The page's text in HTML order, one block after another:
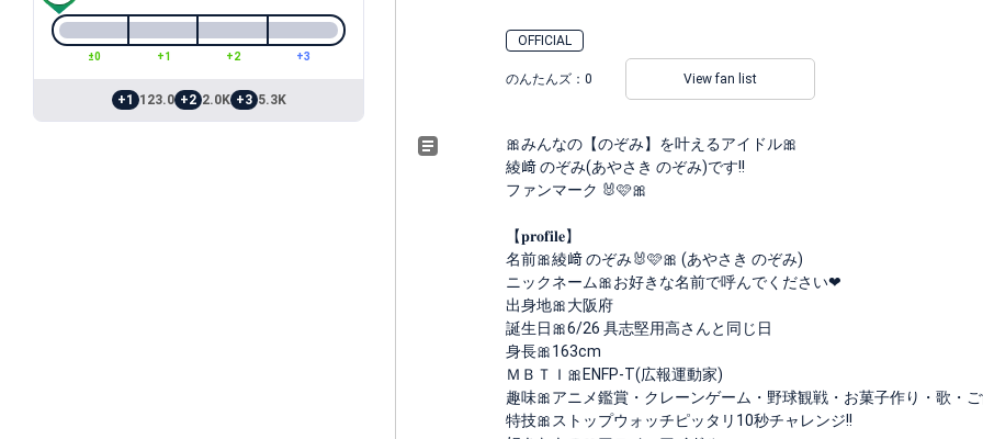
±0 +1 +2 +3
+1 123.0 +2 2.0K +3 5.3K
OFFICIAL
のんたんズ： 0 View fan list
🎀みんなの【のぞみ】を叶えるアイドル🎀
綾﨑 のぞみ(あやさき のぞみ)です!!
ファンマーク 🐰🩷🎀
【𝐩𝐫𝐨𝐟𝐢𝐥𝐞】
名前🎀綾﨑 のぞみ🐰🩷🎀 (あやさき のぞみ)
ニックネーム🎀お好きな名前で呼んでください‪‪❤︎‬
出身地🎀大阪府
誕生日🎀6/26 具志堅用高さんと同じ日
身長🎀163cm
ＭＢＴＩ🎀ENFP-T(広報運動家)
趣味🎀アニメ鑑賞・クレーンゲーム・野球観戦・お菓子作り・歌・
特技🎀ストップウォッチピッタリ10秒チャレンジ!!